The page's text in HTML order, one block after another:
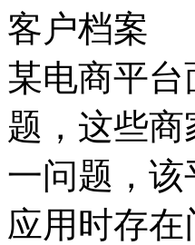
客户档案
某电商平台
题，这
一问题
应用时存在